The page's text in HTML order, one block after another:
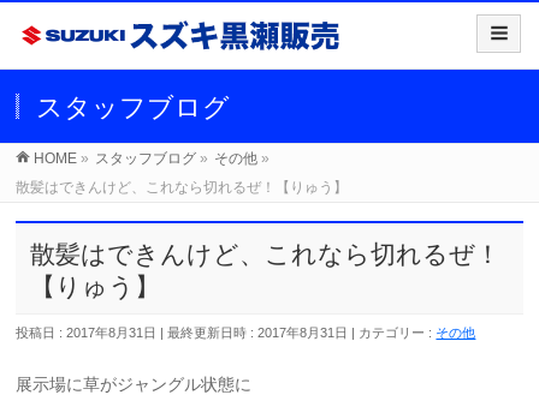
スタッフブログ
HOME » スタッフブログ » その他 »
散髪はできんけど、これなら切れるぜ！【りゅう】
散髪はできんけど、これなら切れるぜ！
【りゅう】
投稿日 : 2017年8月31日 最終更新日時 : 2017年8月31日 カテゴリー : その他
展示場に草がジャングル状態に